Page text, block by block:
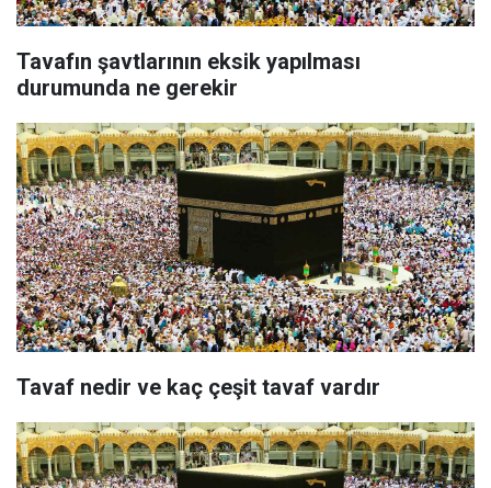
Tavafın şavtlarının eksik yapılması
durumunda ne gerekir
Tavaf nedir ve kaç çeşit tavaf vardır